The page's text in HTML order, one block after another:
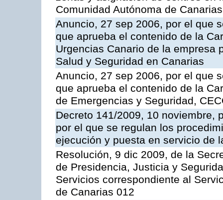
Comunidad Autónoma de Canarias
Anuncio, 27 sep 2006, por el que
que aprueba el contenido de la
Urgencias Canario de la empresa
Salud y Seguridad en Canarias
Anuncio, 27 sep 2006, por el que
que aprueba el contenido de la
de Emergencias y Seguridad,
Decreto 141/2009, 10 noviembre,
por el que se regulan los
ejecución y puesta en servicio de
Resolución, 9 dic 2009, de la
de Presidencia, Justicia y
Servicios correspondiente al
de Canarias 012